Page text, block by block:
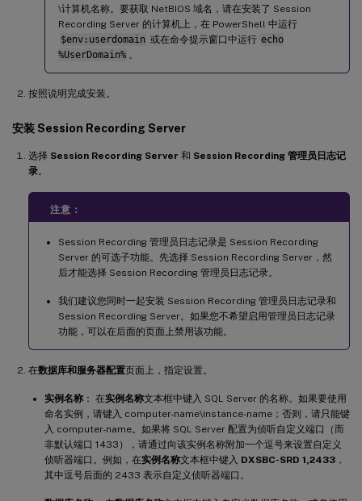
\计算机名称。要获取 NetBIOS 域名，请在安装了 Session
Recording Server 的计算机上，在 PowerShell 中运行
$env:userdomain 或在命令提示窗口中运行 echo
%UserDomain% 。
按照说明完成安装。
安装 Session Recording Server
选择 Session Recording Server 和 Session Recording 管理员日志记
录。
注意：
Session Recording 管理员日志记录是 Session Recording
Server 的可选子功能。先选择 Session Recording Server，然
后才能选择 Session Recording 管理员日志记录。
我们建议您同时一起安装 Session Recording 管理员日志记录和
Session Recording Server。如果您不希望启用管理员日志记录
功能，可以在后面的页面上禁用该功能。
在数据库和服务器配置页面上，指定设置。
实例名称 ： 在实例名称文本框中键入 SQL Server 的名称。如果要使用
命名实例，请键入 computer-name\instance-name；否则，请只能键
入 computer-name。如果将 SQL Server 配置为侦听自定义端口（而
非默认端口 1433），请通过向该实例名称附加一个逗号来设置自定义
侦听器端口。例如，在实例名称文本框中键入 DXSBC-SRD 1,2433 ，
其中逗号后面的 2433 表示自定义侦听器端口。